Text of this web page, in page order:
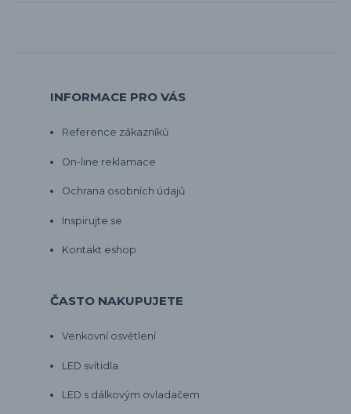
INFORMACE PRO VÁS
Reference zákazníků
On-line reklamace
Ochrana osobních údajů
Inspirujte se
Kontakt eshop
ČASTO NAKUPUJETE
Venkovní osvětlení
LED svítidla
LED s dálkovým ovladačem